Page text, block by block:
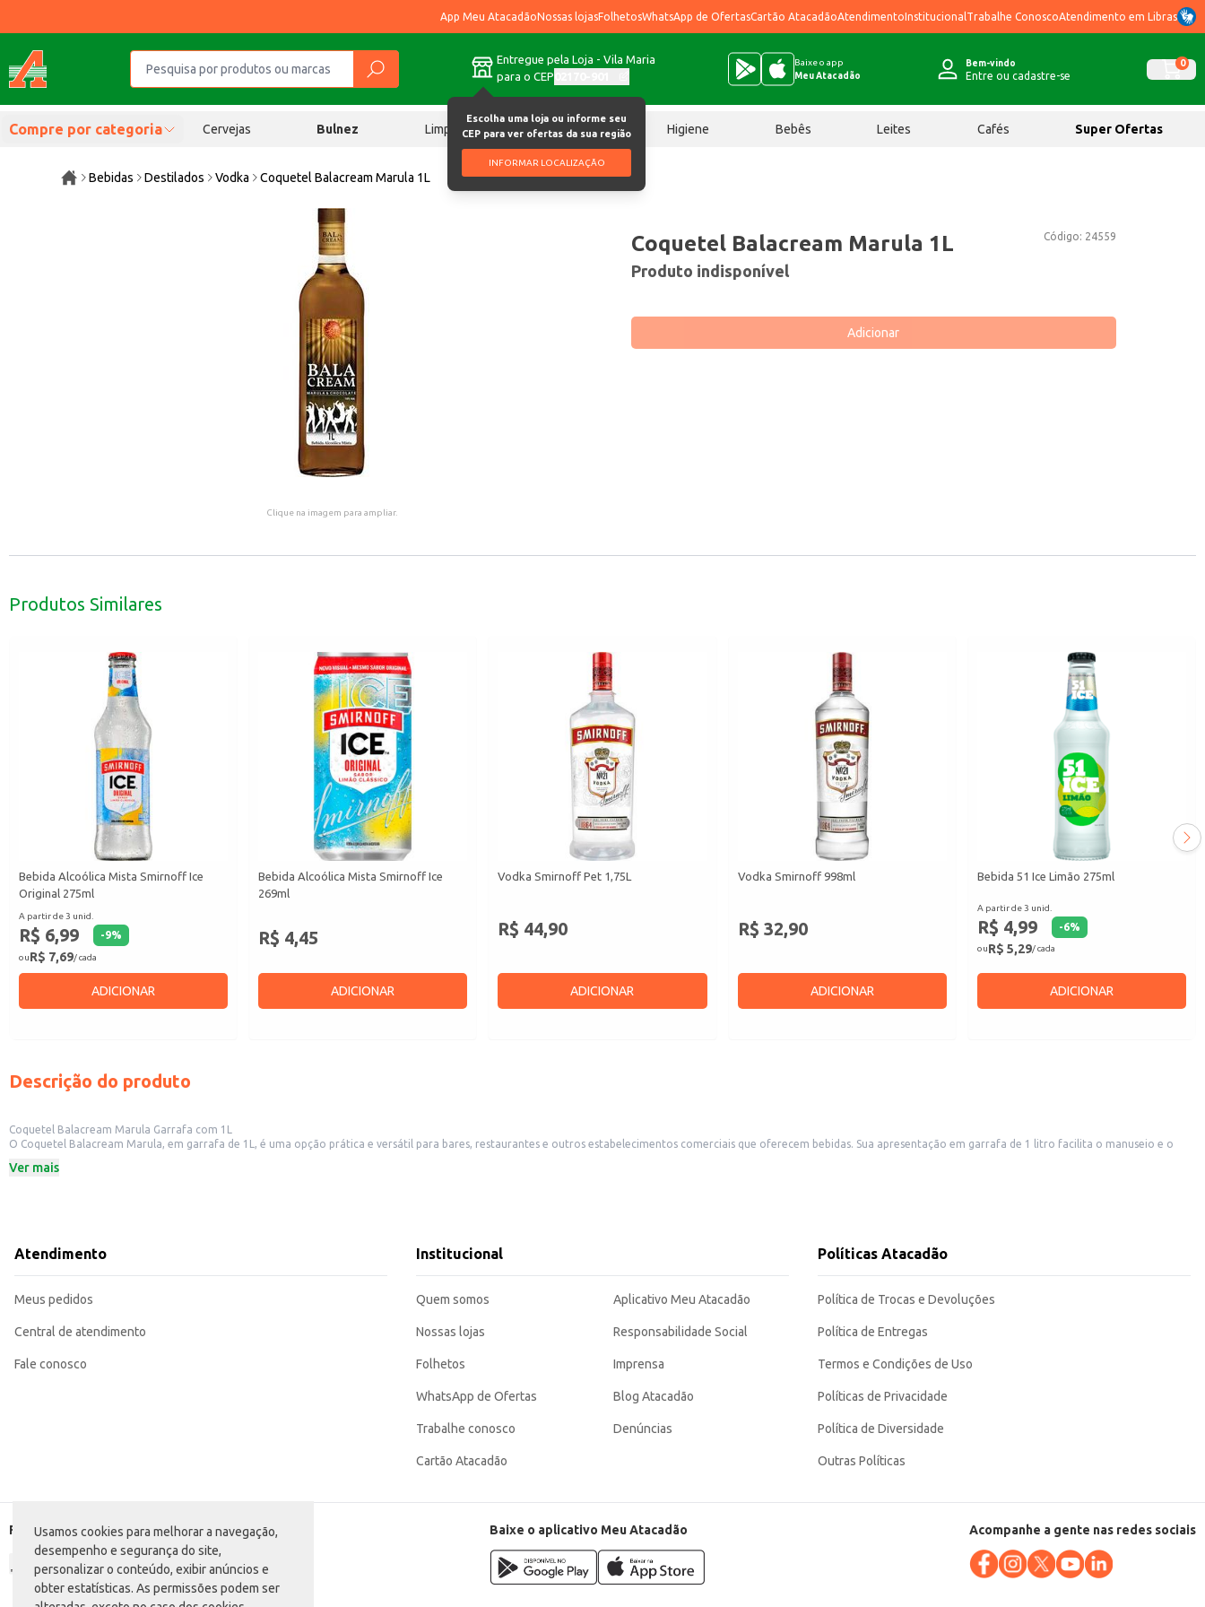
Usamos cookies para melhorar a navegação,
desempenho e segurança do site,
personalizar o conteúdo, exibir anúncios e
obter estatísticas. As permissões podem ser
App Meu AtacadãoNossas lojasFolhetosWhatsApp de OfertasCartão AtacadãoAtendimentoInstitucional Trabalhe ConoscoAtendimento em Libras
Entregue pela Loja - Vila Maria
para o CEP
Escolha uma loja ou informe seu
CEP para ver ofertas da sua região
INFORMAR LOCALIZAÇÃO
Baixe o app
Meu Atacadão
Bem-vindo
Entre ou cadastre-se
0
Compre por categoria Cervejas Bulnez Limpeza Chocolates Higiene Bebês Leites Cafés Super Ofertas
Bebidas Destilados Vodka Coquetel Balacream Marula 1L
Clique na imagem para ampliar.
Código: 24559
Coquetel Balacream Marula 1L
Produto indisponível
Adicionar
Produtos Similares
Bebida Alcoólica Mista Smirnoff Ice
Original 275ml
A partir de 3 unid.
R$ 6,99 -9%
ouR$ 7,69/ cada
ADICIONAR
Bebida Alcoólica Mista Smirnoff Ice
269ml
R$ 4,45
ADICIONAR
Vodka Smirnoff Pet 1,75L
R$ 44,90
ADICIONAR
Vodka Smirnoff 998ml
R$ 32,90
ADICIONAR
Bebida 51 Ice Limão 275ml
A partir de 3 unid.
R$ 4,99 -6%
ouR$ 5,29/ cada
ADICIONAR
Descrição do produto
Coquetel Balacream Marula Garrafa com 1L
O Coquetel Balacream Marula, em garrafa de 1L, é uma opção prática e versátil para bares, restaurantes e outros estabelecimentos comerciais que oferecem bebidas. Sua apresentação em garrafa de 1 litro facilita o manuseio e o
Marca: Balacream
Ofereça em taças adequadas para realçar a apresentação da bebida.
Ideal para compor cardápios de bares e restaurantes que buscam opções diferenciadas.
experiência positiva para seus clientes.
Ver mais
Atendimento
Meus pedidos
Central de atendimento
Fale conosco
Institucional
Quem somos
Nossas lojas
Folhetos
WhatsApp de Ofertas
Trabalhe conosco
Cartão Atacadão
Aplicativo Meu Atacadão
Responsabilidade Social
Imprensa
Blog Atacadão
Denúncias
Políticas Atacadão
Política de Trocas e Devoluções
Política de Entregas
Termos e Condições de Uso
Políticas de Privacidade
Política de Diversidade
Outras Políticas
Formas de pagamento Baixe o aplicativo Meu Atacadão Acompanhe a gente nas redes sociais